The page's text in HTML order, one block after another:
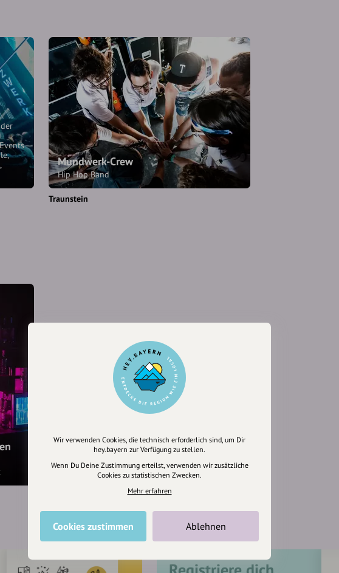
Mundwerk-Crew
Hip Hop Band
Traunstein
Wir verwenden Cookies, die technisch erforderlich sind, um Dir
hey.bayern zur Verfügung zu stellen.
Wenn Du Deine Zustimmung erteilst, verwenden wir zusätzliche
Cookies zu statistischen Zwecken.
Mehr erfahren
Cookies zustimmen Ablehnen